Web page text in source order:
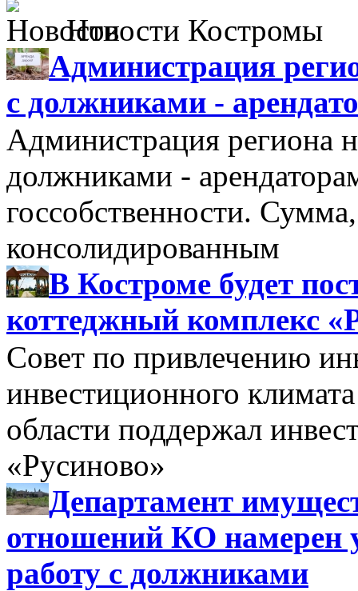
Новости Костромы
Администрация
с должниками -
Администрация региона
должниками -
госсобственности.
консолидированным
В Костроме будет
коттеджный комплекс
Совет по привлечению
инвестиционного
области поддержал
«Русиново»
Департамент
отношений КО намерен
работу с должниками